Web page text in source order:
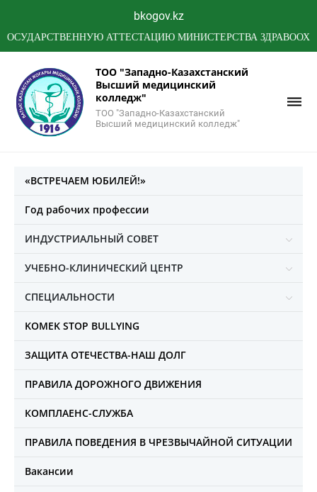
bkogov.kz
АТТЕСТАЦИЮ МИНИСТЕРСТВА ЗДРАВООХРАНЕНИЯ
ТОО "Западно-Казахстанский
Высший медицинский
колледж"
ТОО "Западно-Казахстанский
Высший медицинский колледж"
«ВСТРЕЧАЕМ ЮБИЛЕЙ!»
Год рабочих профессии
ИНДУСТРИАЛЬНЫЙ СОВЕТ
УЧЕБНО-КЛИНИЧЕСКИЙ ЦЕНТР
СПЕЦИАЛЬНОСТИ
KOMEK STOP BULLYING
ЗАЩИТА ОТЕЧЕСТВА-НАШ ДОЛГ
ПРАВИЛА ДОРОЖНОГО ДВИЖЕНИЯ
КОМПЛАЕНС-СЛУЖБА
ПРАВИЛА ПОВЕДЕНИЯ В ЧРЕЗВЫЧАЙНОЙ СИТУАЦИИ
Вакансии